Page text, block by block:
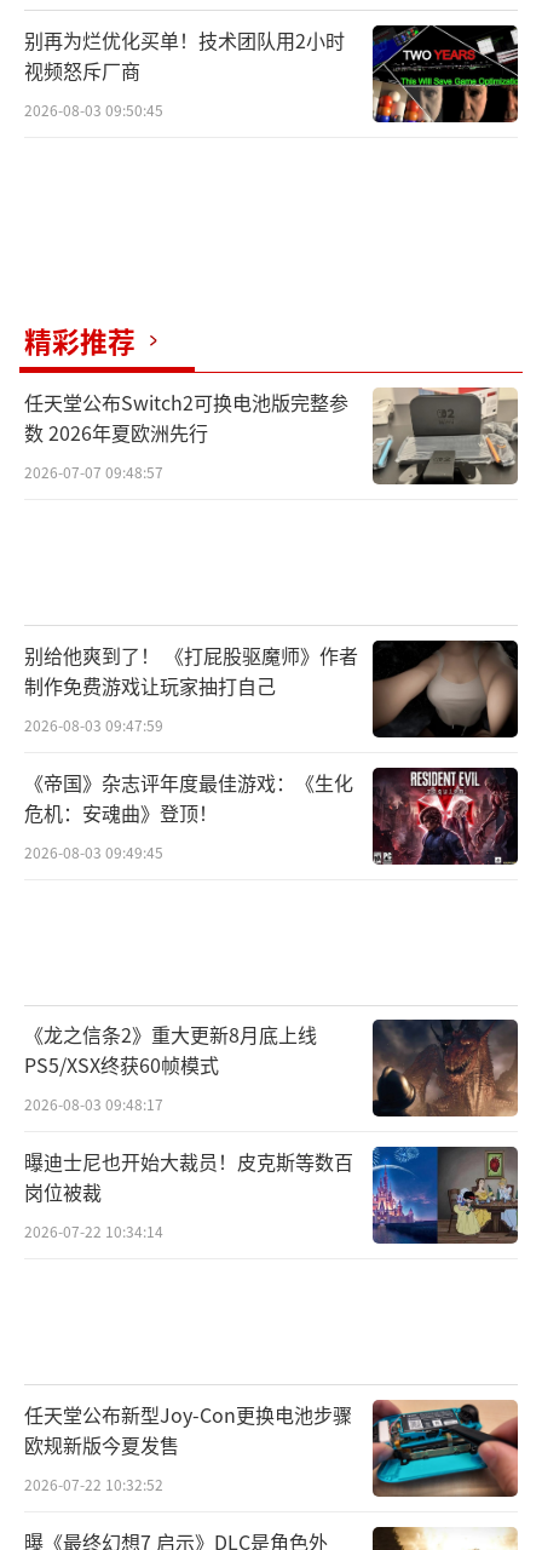
别再为烂优化买单！技术团队用2小时
视频怒斥厂商
2026-08-03 09:50:45
精彩推荐
任天堂公布Switch2可换电池版完整参
数 2026年夏欧洲先行
2026-07-07 09:48:57
别给他爽到了！ 《打屁股驱魔师》作者
制作免费游戏让玩家抽打自己
2026-08-03 09:47:59
《帝国》杂志评年度最佳游戏：《生化
危机：安魂曲》登顶！
2026-08-03 09:49:45
《龙之信条2》重大更新8月底上线
PS5/XSX终获60帧模式
2026-08-03 09:48:17
曝迪士尼也开始大裁员！皮克斯等数百
岗位被裁
2026-07-22 10:34:14
任天堂公布新型Joy-Con更换电池步骤
欧规新版今夏发售
2026-07-22 10:32:52
曝《最终幻想7 启示》DLC是角色外